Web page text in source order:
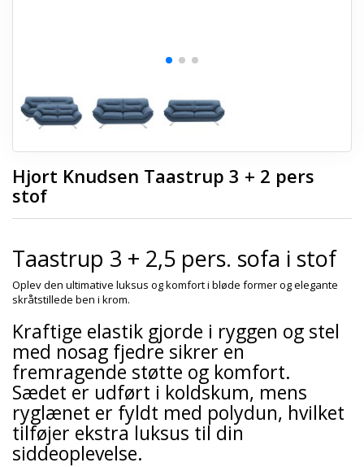
Hjort Knudsen Taastrup 3 + 2 pers
stof
Taastrup 3 + 2,5 pers. sofa i stof
Oplev den ultimative luksus og komfort i bløde former og elegante
skråtstillede ben i krom.
Kraftige elastik gjorde i ryggen og stel
med nosag fjedre sikrer en
fremragende støtte og komfort.
Sædet er udført i koldskum, mens
ryglænet er fyldt med polydun, hvilket
tilføjer ekstra luksus til din
siddeoplevelse.